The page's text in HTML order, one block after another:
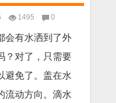
1495 0
会有水洒到了外
？对了，只需要
避免了。盖在水
流动方向。滴水